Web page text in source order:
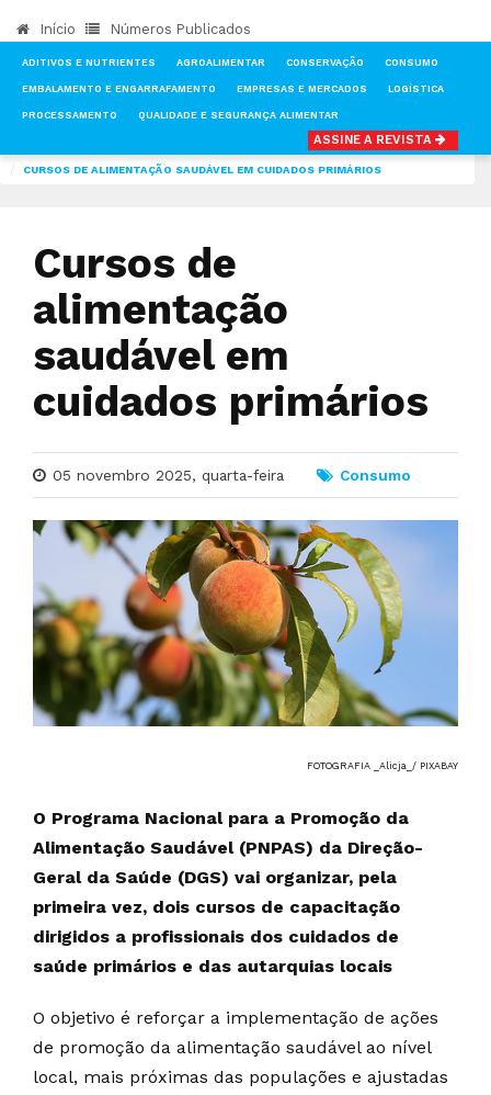
Início Números Publicados
ADITIVOS E NUTRIENTES AGROALIMENTAR CONSERVAÇÃO CONSUMO
EMBALAMENTO E ENGARRAFAMENTO EMPRESAS E MERCADOS LOGÍSTICA
PROCESSAMENTO QUALIDADE E SEGURANÇA ALIMENTAR
ASSINE A REVISTA
CURSOS DE ALIMENTAÇÃO SAUDÁVEL EM CUIDADOS PRIMÁRIOS
Cursos de
alimentação
saudável em
cuidados primários
05 novembro 2025, quarta-feira Consumo
FOTOGRAFIA _Alicja_/ PIXABAY
O Programa Nacional para a Promoção da
Alimentação Saudável (PNPAS) da Direção-
Geral da Saúde (DGS) vai organizar, pela
primeira vez, dois cursos de capacitação
dirigidos a profissionais dos cuidados de
saúde primários e das autarquias locais
O objetivo é reforçar a implementação de ações
de promoção da alimentação saudável ao nível
local, mais próximas das populações e ajustadas